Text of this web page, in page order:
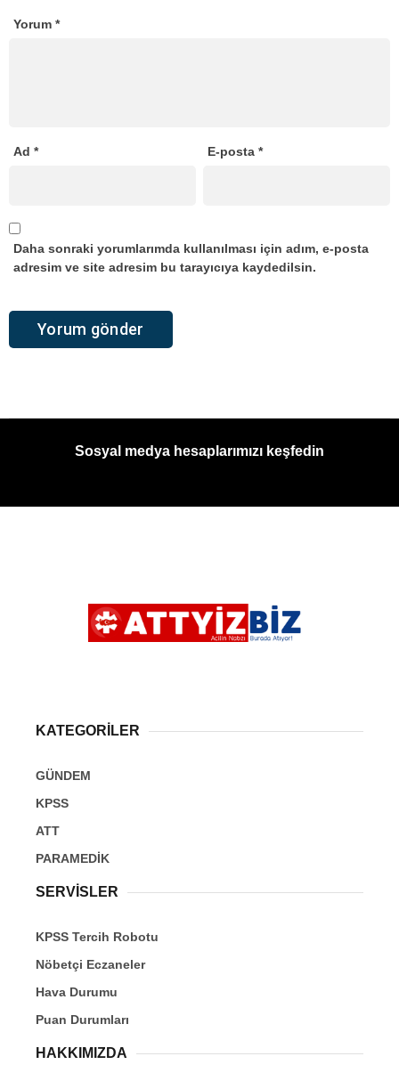
Yorum *
Ad * E-posta*
Daha sonraki yorumlarımda kullanılması için adım, e-posta
adresim ve site adresim bu tarayıcıya kaydedilsin.
Sosyal medya hesaplarımızı keşfedin
KATEGORİLER
GÜNDEM
KPSS
ATT
PARAMEDİK
SERVİSLER
KPSS Tercih Robotu
Nöbetçi Eczaneler
Hava Durumu
Puan Durumları
HAKKIMIZDA